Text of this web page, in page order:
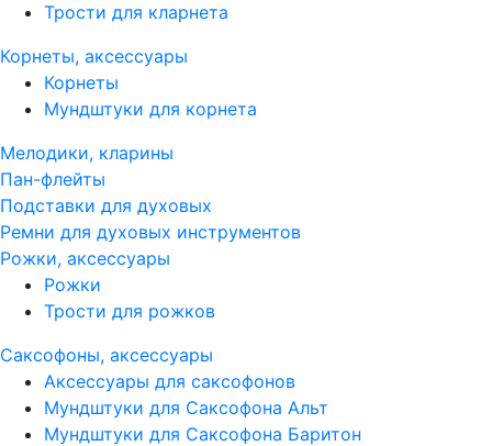
Трости для кларнета
Корнеты, аксессуары
Корнеты
Мундштуки для корнета
Мелодики, кларины
Пан-флейты
Подставки для духовых
Ремни для духовых инструментов
Рожки, аксессуары
Рожки
Трости для рожков
Саксофоны, аксессуары
Аксессуары для саксофонов
Мундштуки для Саксофона Альт
Мундштуки для Саксофона Баритон